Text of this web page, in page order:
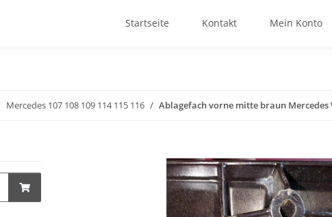
Startseite Kontakt Mein Konto
Mercedes 107 108 109 114 115 116 Ablagefach vorne mitte braun Mercedes